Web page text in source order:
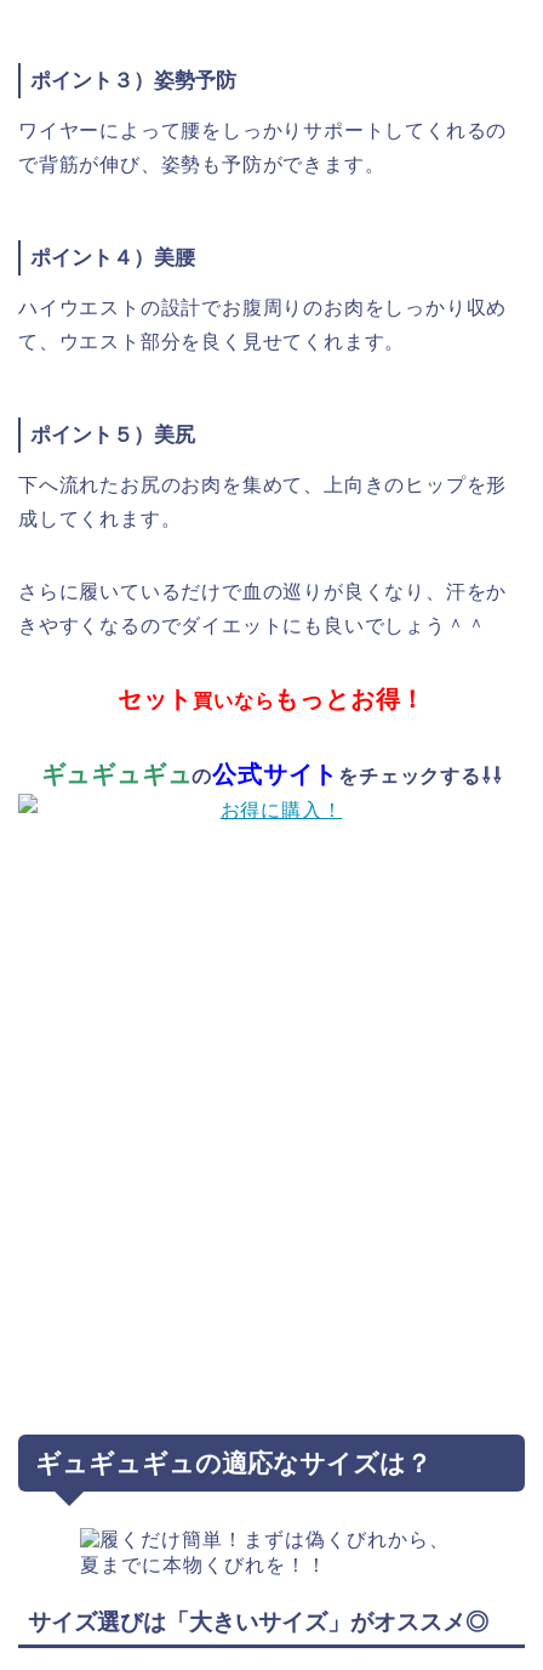
ポイント３）姿勢予防
ワイヤーによって腰をしっかりサポートしてくれるの
で背筋が伸び、姿勢も予防ができます。
ポイント４）美腰
ハイウエストの設計でお腹周りのお肉をしっかり収め
て、ウエスト部分を良く見せてくれます。
ポイント５）美尻
下へ流れたお尻のお肉を集めて、上向きのヒップを形
成してくれます。
さらに履いているだけで血の巡りが良くなり、汗をか
きやすくなるのでダイエットにも良いでしょう＾＾
セット 買いなら もっとお得！
ギュギュギュの公式サイト をチェックする⇩⇩
ギュギュギュの適応なサイズは？
サイズ選びは「大きいサイズ」がオススメ◎